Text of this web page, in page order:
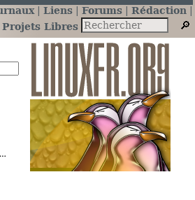
Liens Forums
Rédaction
Projets Libres